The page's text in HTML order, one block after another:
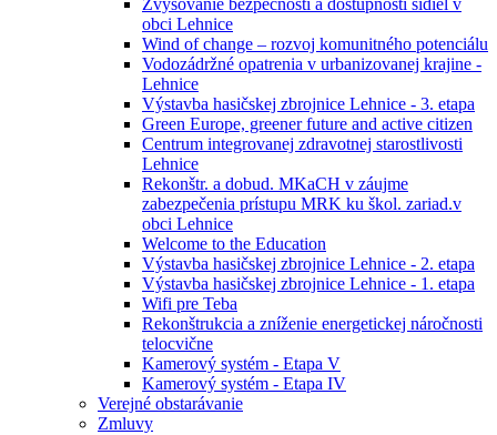
Zvyšovanie bezpečnosti a dostupnosti sídiel v
obci Lehnice
Wind of change – rozvoj komunitného potenciálu
Vodozádržné opatrenia v urbanizovanej krajine -
Lehnice
Výstavba hasičskej zbrojnice Lehnice - 3. etapa
Green Europe, greener future and active citizen
Centrum integrovanej zdravotnej starostlivosti
Lehnice
Rekonštr. a dobud. MKaCH v záujme
zabezpečenia prístupu MRK ku škol. zariad.v
obci Lehnice
Welcome to the Education
Výstavba hasičskej zbrojnice Lehnice - 2. etapa
Výstavba hasičskej zbrojnice Lehnice - 1. etapa
Wifi pre Teba
Rekonštrukcia a zníženie energetickej náročnosti
telocvične
Kamerový systém - Etapa V
Kamerový systém - Etapa IV
Verejné obstarávanie
Zmluvy